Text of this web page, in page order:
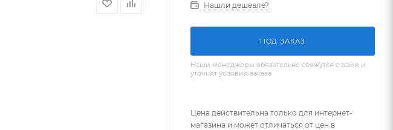
Нашли дешевле?
ПОД ЗАКАЗ
Наши менеджеры обязательно свяжутся с вами и
уточнят условия заказа
Цена действительна только для интернет-
магазина и может отличаться от цен в